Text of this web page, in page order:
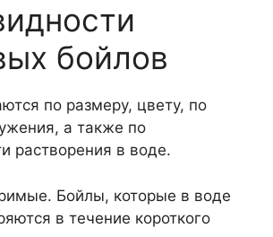
бойлов
по размеру, цвету, по
а также по
растворения в воде.
Бойлы, которые в воде
в течение короткого